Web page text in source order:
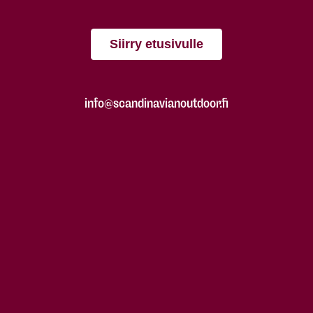
Siirry etusivulle
info@scandinavianoutdoor.fi